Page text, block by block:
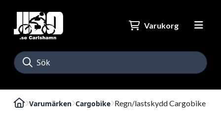
Varukorg
Varumärken Cargobike Regn/lastskydd Cargobike